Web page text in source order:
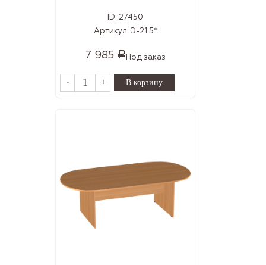
ID: 27450
Артикул: Э-21.5*
7 985 Р Под заказ
- +